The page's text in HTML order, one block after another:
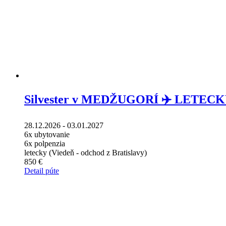
Silvester v MEDŽUGORÍ ✈️
28.12.2026 - 03.01.2027
6x ubytovanie
6x polpenzia
letecky (Viedeň - odchod z Bratislavy)
850 €
Detail púte